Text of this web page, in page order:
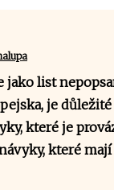
jako list
je
které je
které